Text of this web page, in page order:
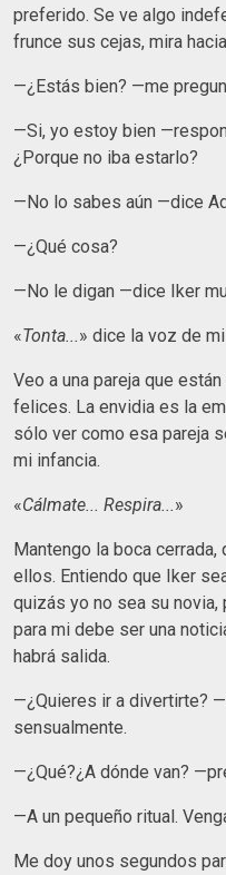
preferido. Se ve algo
frunce sus cejas, mira
—¿Estás bien? —me
—Si, yo estoy bien
¿Porque no iba estarlo?
—No lo sabes aún —dice
—¿Qué cosa?
—No le digan —dice Iker
«Tonta...» dice la voz de
Veo a una pareja que
felices. La envidia es la
sólo ver como esa pareja
mi infancia.
«Cálmate... Respira...»
Mantengo la boca
ellos. Entiendo que Iker
quizás yo no sea su novia,
para mi debe ser una
habrá salida.
—¿Quieres ir a divertirte?
sensualmente.
—¿Qué?¿A dónde van?
—A un pequeño ritual.
Me doy unos segundos